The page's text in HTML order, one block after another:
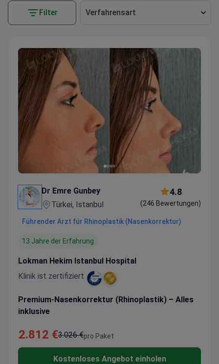
Filter Verfahrensart
Dr Emre Gunbey
Türkei, Istanbul
4.8
(246 Bewertungen)
Führender Arzt für Rhinoplastik (Nasenkorrektur)
13 Jahre der Erfahrung
Lokman Hekim Istanbul Hospital
Klinik ist zertifiziert
Premium-Nasenkorrektur (Rhinoplastik) – Alles
inklusive
pro Paket
3.026 €
2.812 €
Kostenloses Angebot einholen